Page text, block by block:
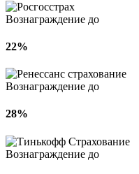
Вознаграждение до
22%
Вознаграждение до
28%
Вознаграждение до